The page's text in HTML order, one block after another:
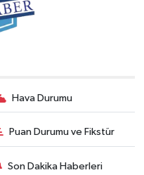
Hava Durumu
Puan Durumu ve Fikstür
Son Dakika Haberleri